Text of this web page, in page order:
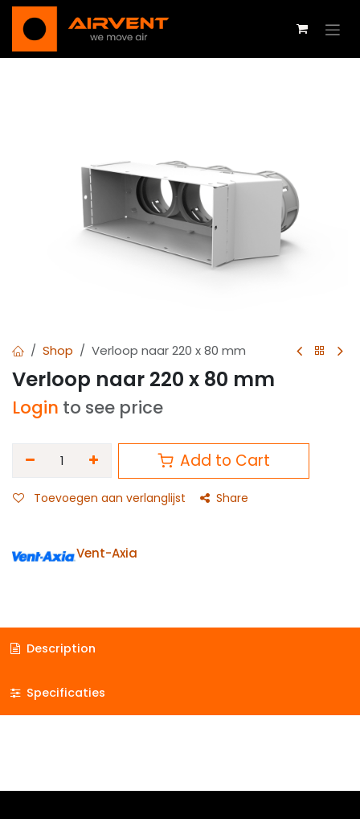
Overslaan naar inhoud
Shop Verloop naar 220 x 80 mm
Verloop naar 220 x 80 mm
Login to see price
Add to Cart
Toevoegen aan verlanglijst Share
Vent-Axia
Description
Specificaties